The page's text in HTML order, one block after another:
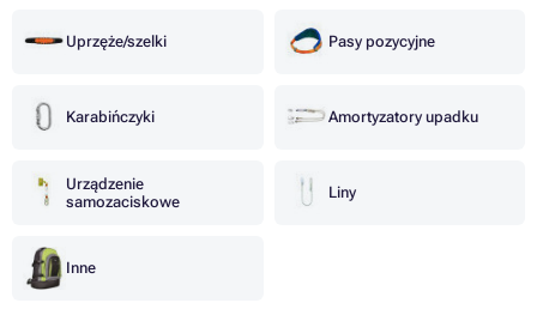
Uprzęże/szelki Pasy pozycyjne
Karabińczyki Amortyzatory upadku
Urządzenie
samozaciskowe
Liny
Inne